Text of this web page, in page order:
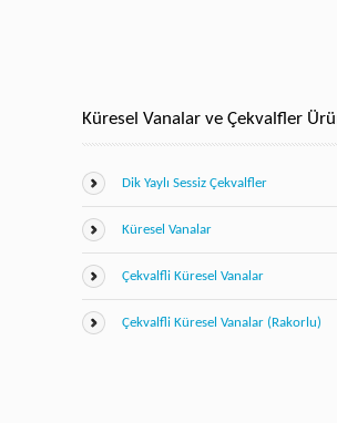
Küresel Vanalar ve Çekvalfler
Dik Yaylı Sessiz Çekvalfler
Küresel Vanalar
Çekvalfli Küresel Vanalar
Çekvalfli Küresel Vanalar (Rakorlu)